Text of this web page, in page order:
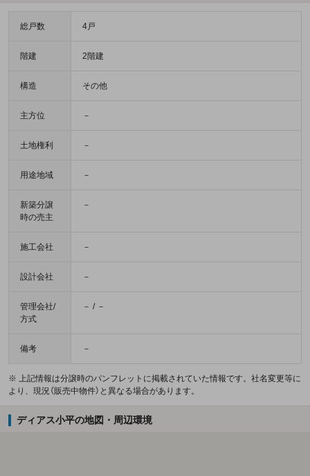
総戸数 4戸
階建 2階建
構造 その他
主方位 －
土地権利 －
用途地域 －
新築分譲
時の売主
－
施工会社 －
設計会社 －
管理会社/
方式
－ / －
備考 －
※ 上記情報は分譲時のパンフレットに掲載されていた情報です。社名変更等に
より、現況（販売中物件）と異なる場合があります。
ディアス小平の地図・周辺環境